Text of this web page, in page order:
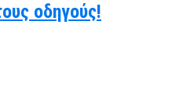
οδηγούς!